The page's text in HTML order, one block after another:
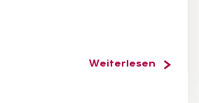
Weiterlesen